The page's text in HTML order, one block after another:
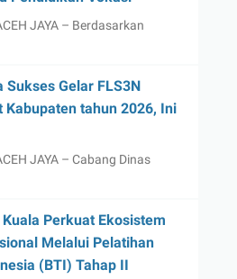
JAYA – Berdasarkan
Sukses Gelar FLS3N
tahun 2026, Ini
JAYA – Cabang Dinas
Perkuat Ekosistem
Melalui Pelatihan
(BTI) Tahap II